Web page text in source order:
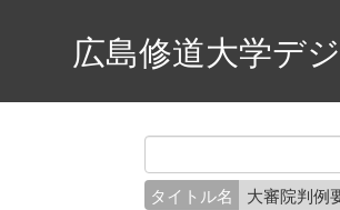
広島修道大学デ
タイトル名 大審院判例